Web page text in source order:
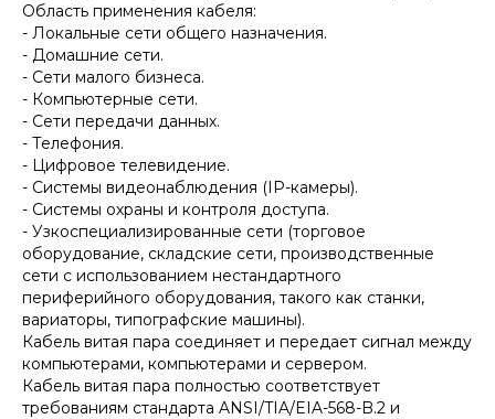
Область применения кабеля:
- Локальные сети общего назначения.
- Домашние сети.
- Сети малого бизнеса.
- Компьютерные сети.
- Сети передачи данных.
- Телефония.
- Цифровое телевидение.
- Системы видеонаблюдения (IP-камеры).
- Системы охраны и контроля доступа.
- Узкоспециализированные сети (торговое
оборудование, складские сети, производственные
сети с использованием нестандартного
периферийного оборудования, такого как станки,
вариаторы, типографские машины).
Кабель витая пара соединяет и передает сигнал между
компьютерами, компьютерами и сервером.
Кабель витая пара полностью соответствует
требованиям стандарта ANSI/TIA/EIA-568-B.2 и